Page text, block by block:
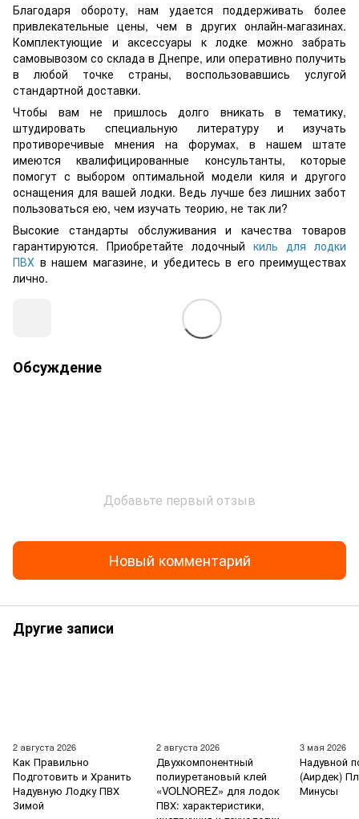
Благодаря обороту, нам удается поддерживать более
привлекательные цены, чем в других онлайн-магазинах.
Комплектующие и аксессуары к лодке можно забрать
самовывозом со склада в Днепре, или оперативно получить
в любой точке страны, воспользовавшись услугой
стандартной доставки.
Чтобы вам не пришлось долго вникать в тематику,
штудировать специальную литературу и изучать
противоречивые мнения на форумах, в нашем штате
имеются квалифицированные консультанты, которые
помогут с выбором оптимальной модели киля и другого
оснащения для вашей лодки. Ведь лучше без лишних забот
пользоваться ею, чем изучать теорию, не так ли?
Высокие стандарты обслуживания и качества товаров
гарантируются. Приобретайте лодочный киль для лодки
ПВХ в нашем магазине, и убедитесь в его преимуществах
лично.
Обсуждение
Добавьте первый отзыв
Новый комментарий
Другие записи
2 августа 2026
Как Правильно
Подготовить и Хранить
Надувную Лодку ПВХ
Зимой
2 августа 2026
Двухкомпонентный
полиуретановый клей
«VOLNOREZ» для лодок
ПВХ: характеристики,
3 мая 2026
Надувной
(Аирдек)
Минусы